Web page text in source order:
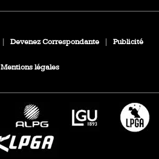
| Devenez Correspondante | Publicité
Mentions légales